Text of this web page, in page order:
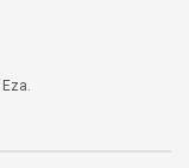
Eza.